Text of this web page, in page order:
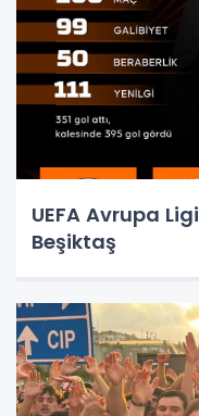
UEFA Avrupa
Beşiktaş